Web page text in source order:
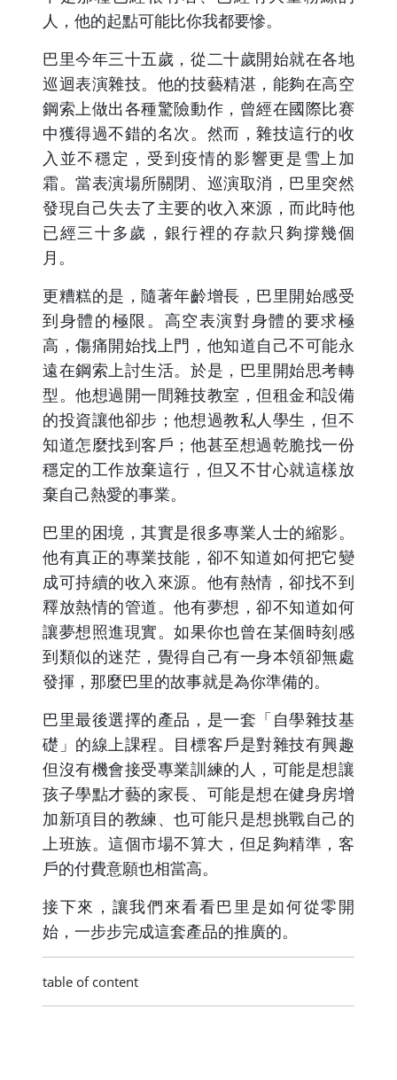
人，他的起點可能比你我都要慘。
巴里今年三十五歲，從二十歲開始就在各地
巡迴表演雜技。他的技藝精湛，能夠在高空
鋼索上做出各種驚險動作，曾經在國際比赛
中獲得過不錯的名次。然而，雜技這行的收
入並不穩定，受到疫情的影響更是雪上加
霜。當表演場所關閉、巡演取消，巴里突然
發現自己失去了主要的收入來源，而此時他
已經三十多歲，銀行裡的存款只夠撐幾個
月。
更糟糕的是，隨著年齡增長，巴里開始感受
到身體的極限。高空表演對身體的要求極
高，傷痛開始找上門，他知道自己不可能永
遠在鋼索上討生活。於是，巴里開始思考轉
型。他想過開一間雜技教室，但租金和設備
的投資讓他卻步；他想過教私人學生，但不
知道怎麼找到客戶；他甚至想過乾脆找一份
穩定的工作放棄這行，但又不甘心就這樣放
棄自己熱愛的事業。
巴里的困境，其實是很多專業人士的縮影。
他有真正的專業技能，卻不知道如何把它變
成可持續的收入來源。他有熱情，卻找不到
釋放熱情的管道。他有夢想，卻不知道如何
讓夢想照進現實。如果你也曾在某個時刻感
到類似的迷茫，覺得自己有一身本領卻無處
發揮，那麼巴里的故事就是為你準備的。
巴里最後選擇的產品，是一套「自學雜技基
礎」的線上課程。目標客戶是對雜技有興趣
但沒有機會接受專業訓練的人，可能是想讓
孩子學點才藝的家長、可能是想在健身房增
加新項目的教練、也可能只是想挑戰自己的
上班族。這個市場不算大，但足夠精準，客
戶的付費意願也相當高。
接下來，讓我們來看看巴里是如何從零開
始，一步步完成這套產品的推廣的。
table of content